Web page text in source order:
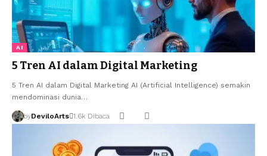
AI
5 Tren AI dalam Digital Marketing
5 Tren AI dalam Digital Marketing AI (Artificial Intelligence) semakin
mendominasi dunia…
byDeviloArts 1.6k Dibaca